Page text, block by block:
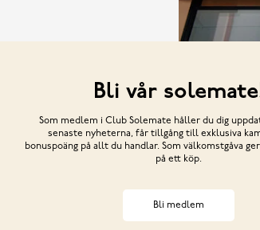
Bli vår
Som medlem i Club Solemate håller du dig
senaste nyheterna, får tillgång till exklusiva
bonuspoäng på allt du handlar. Som välkomstgåva
på ett köp.
Bli medlem